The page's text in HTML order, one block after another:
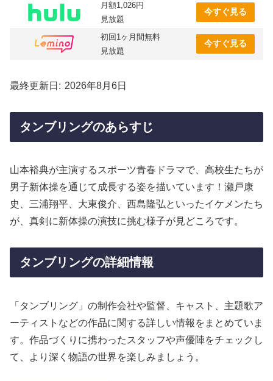
月額1,026円
見放題
今すぐ見る
初回1ヶ月間無料
見放題
今すぐ見る
最終更新日 2026年8月6日
タンブリングのあらすじ
山本裕典が主演するスポーツ青春ドラマで、高校生たちが
男子新体操を通じて成長する姿を描いています！瀬戸康
史、三浦翔平、大東俊介、西島隆弘といったイケメンたち
が、真剣に新体操の演技に挑む様子が見どころです。
タンブリングの詳細情報
「タンブリング」の制作会社や監督、キャスト、主題歌ア
ーティストなどの作品に関する詳しい情報をまとめていま
す。作品づくりに携わったスタッフや声優陣をチェックし
て、より深く物語の世界を楽しみましょう。